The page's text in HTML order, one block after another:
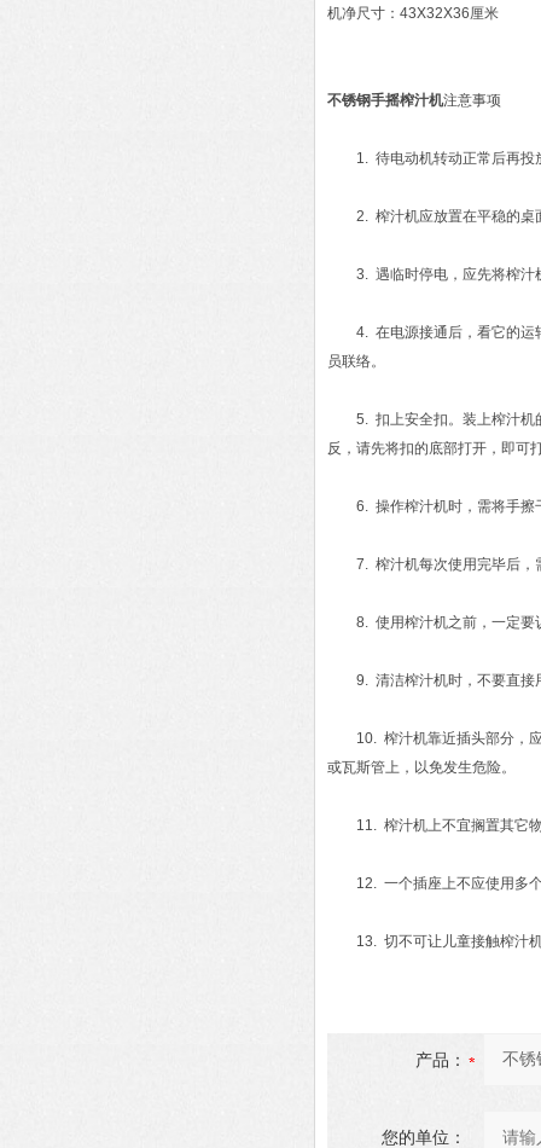
机净尺寸：43X32X36厘米
不锈钢手摇榨汁机注意事项
1. 待电动机转动正常后再投放
2. 榨汁机应放置在平稳的桌
3. 遇临时停电，应先将榨汁
4. 在电源接通后，看它的运转
员联络。
5. 扣上安全扣。装上榨汁机的
反，请先将扣的底部打开，即可
6. 操作榨汁机时，需将手擦
7. 榨汁机每次使用完毕后，需
8. 使用榨汁机之前，一定要认
9. 清洁榨汁机时，不要直接
10. 榨汁机靠近插头部分，应
或瓦斯管上，以免发生危险。
11. 榨汁机上不宜搁置其它物
12. 一个插座上不应使用多个
13. 切不可让儿童接触榨汁机
产品：
您的单位：